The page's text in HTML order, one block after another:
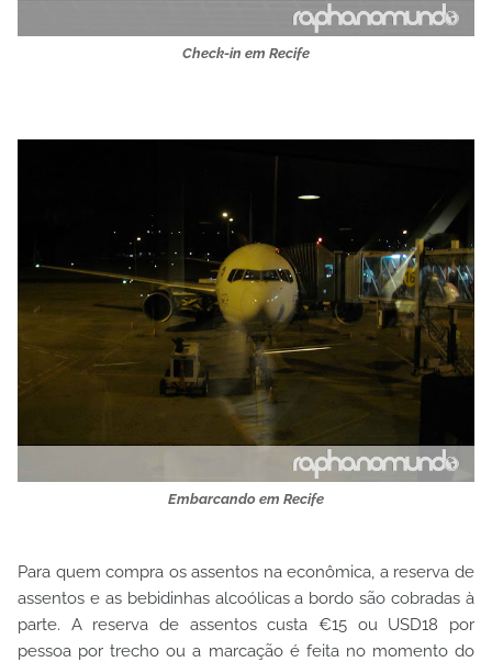
Check-in em Recife
Embarcando em Recife
Para quem compra os assentos na econômica, a reserva de
assentos e as bebidinhas alcoólicas a bordo são cobradas à
parte. A reserva de assentos custa €15 ou USD18 por
pessoa por trecho ou a marcação é feita no momento do